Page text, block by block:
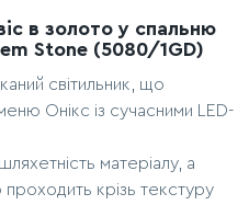
в золото у спальню
Stone (5080/1GD)
світильник, що
Онікс із сучасними LED-
матеріалу, а
крізь текстуру